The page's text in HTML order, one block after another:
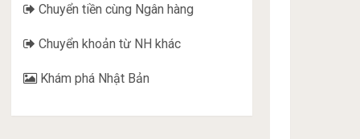
Chuyển tiền cùng Ngân hàng
Chuyển khoản từ NH khác
Khám phá Nhật Bản